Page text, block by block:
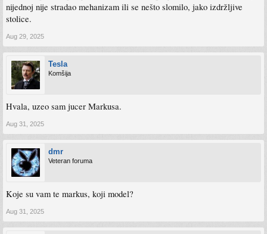
nijednoj nije stradao mehanizam ili se nešto slomilo, jako izdržljive
stolice.
Aug 29, 2025
Tesla
Komšija
Hvala, uzeo sam jucer Markusa.
Aug 31, 2025
dmr
Veteran foruma
Koje su vam te markus, koji model?
Aug 31, 2025